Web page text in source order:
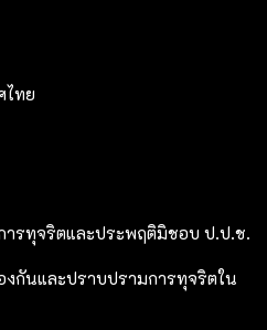
ไทย
ารทุจริตและประพฤติมิชอบ ป.ป.ช.
กันและปราบปรามการทุจริตใน